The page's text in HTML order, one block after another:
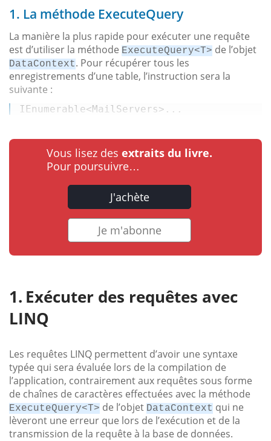
1. La méthode ExecuteQuery
La manière la plus rapide pour exécuter une requête
est d’utiliser la méthode ExecuteQuery<T> de l’objet
DataContext. Pour récupérer tous les
enregistrements d’une table, l’instruction sera la
suivante :
IEnumerable<MailServers> ...
Vous lisez des extraits du livre.
Pour poursuivre…
J'achète
Je m'abonne
Exécuter des requêtes avec
LINQ
Les requêtes LINQ permettent d’avoir une syntaxe
typée qui sera évaluée lors de la compilation de
l’application, contrairement aux requêtes sous forme
de chaînes de caractères effectuées avec la méthode
ExecuteQuery<T> de l’objet DataContext qui ne
lèveront une erreur que lors de l’exécution et de la
transmission de la requête à la base de données.